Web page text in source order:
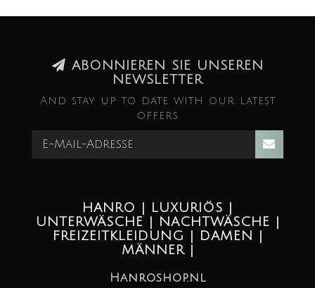
ABONNIEREN SIE UNSEREN
NEWSLETTER
And stay up to date with our latest
offers
HANRO | LUXURIÖS |
UNTERWÄSCHE | NACHTWÄSCHE |
FREIZEITKLEIDUNG | DAMEN |
MÄNNER |
Hanroshop.nl